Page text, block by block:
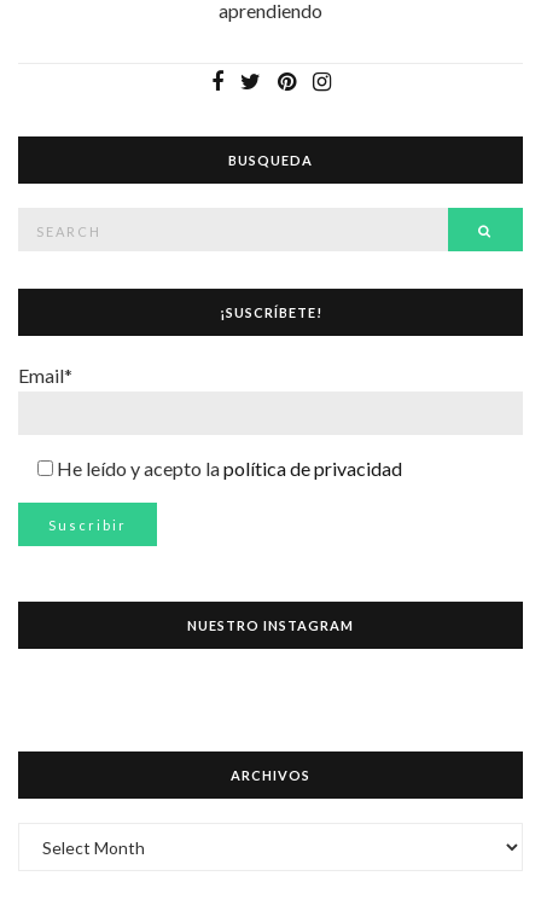
aprendiendo
BUSQUEDA
¡SUSCRÍBETE!
Email*
He leído y acepto lapolítica de privacidad
NUESTRO INSTAGRAM
ARCHIVOS